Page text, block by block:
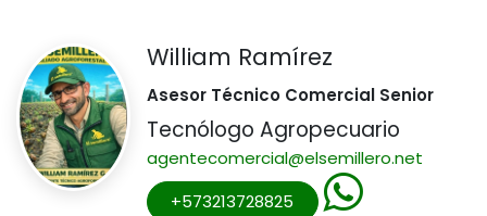
William Ramírez
Asesor Técnico Comercial Senior
Tecnólogo Agropecuario
agentecomercial@elsemillero.net
+573213728825